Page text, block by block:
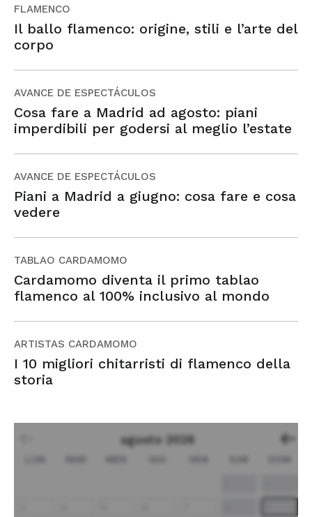
FLAMENCO
Il ballo flamenco: origine, stili e l’arte del
corpo
AVANCE DE ESPECTÁCULOS
Cosa fare a Madrid ad agosto: piani
imperdibili per godersi al meglio l’estate
AVANCE DE ESPECTÁCULOS
Piani a Madrid a giugno: cosa fare e cosa
vedere
TABLAO CARDAMOMO
Cardamomo diventa il primo tablao
flamenco al 100% inclusivo al mondo
ARTISTAS CARDAMOMO
I 10 migliori chitarristi di flamenco della
storia